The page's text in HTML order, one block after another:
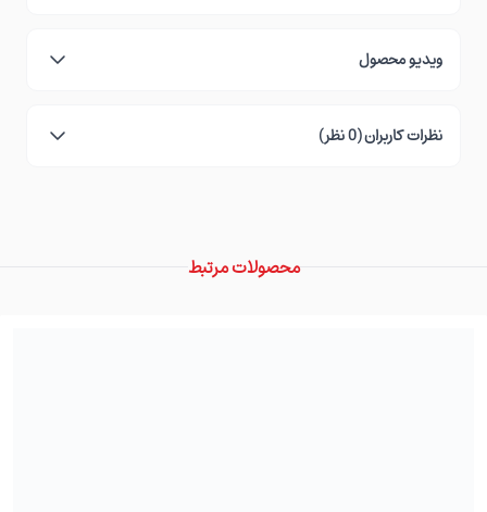
ویدیو محصول
نظرات کاربران (0 نظر)
محصولات مرتبط